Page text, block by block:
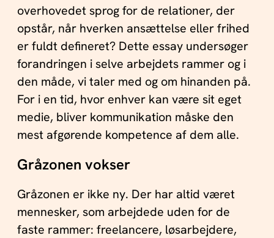
overhovedet sprog for de relationer, der
opstår, når hverken ansættelse eller frihed
er fuldt defineret? Dette essay undersøger
forandringen i selve arbejdets rammer og i
den måde, vi taler med og om hinanden på.
For i en tid, hvor enhver kan være sit eget
medie, bliver kommunikation måske den
mest afgørende kompetence af dem alle.
Gråzonen vokser
Gråzonen er ikke ny. Der har altid været
mennesker, som arbejdede uden for de
faste rammer: freelancere, løsarbejdere,